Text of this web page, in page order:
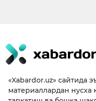
«Xabardor.uz» сайтида
материаллардан нусха